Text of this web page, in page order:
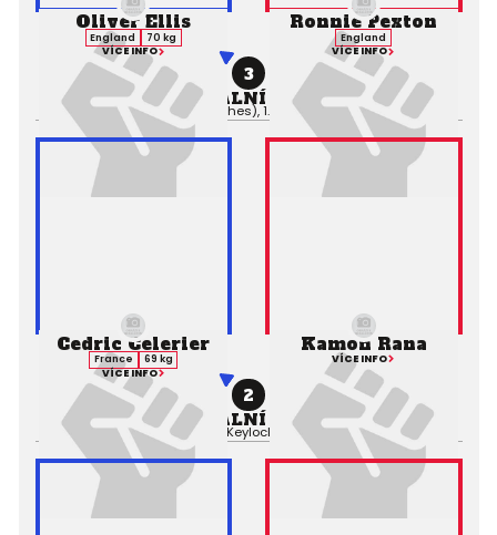
Oliver Ellis
England
70 kg
VÍCE INFO
3
PROFESIONÁLNÍ ZÁPAS MMA
Výsledek:TKO (Punches), 1. kolo 0:00,Rozhodčí:
Ronnie Pexton
England
VÍCE INFO
Cedric Celerier
France
69 kg
VÍCE INFO
2
PROFESIONÁLNÍ ZÁPAS MMA
Výsledek:Submission (Keylock), 1. kolo 2:50, Rozhodčí:
Kamon Rana
VÍCE INFO